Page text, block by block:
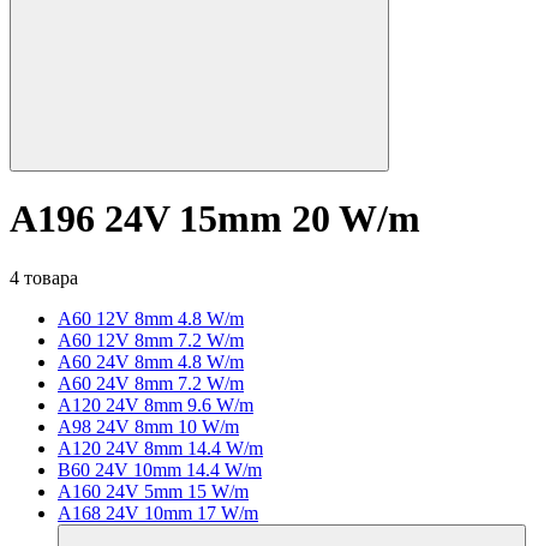
A196 24V 15mm 20 W/m
4 товара
A60 12V 8mm 4.8 W/m
A60 12V 8mm 7.2 W/m
A60 24V 8mm 4.8 W/m
A60 24V 8mm 7.2 W/m
A120 24V 8mm 9.6 W/m
A98 24V 8mm 10 W/m
A120 24V 8mm 14.4 W/m
B60 24V 10mm 14.4 W/m
A160 24V 5mm 15 W/m
A168 24V 10mm 17 W/m